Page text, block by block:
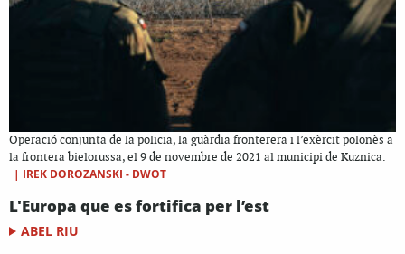
Operació conjunta de la policia, la guàrdia fronterera i l’exèrcit polonès a
la frontera bielorussa, el 9 de novembre de 2021 al municipi de Kuznica.
| IREK DOROZANSKI - DWOT
L'Europa que es fortifica per l’est
ABEL RIU